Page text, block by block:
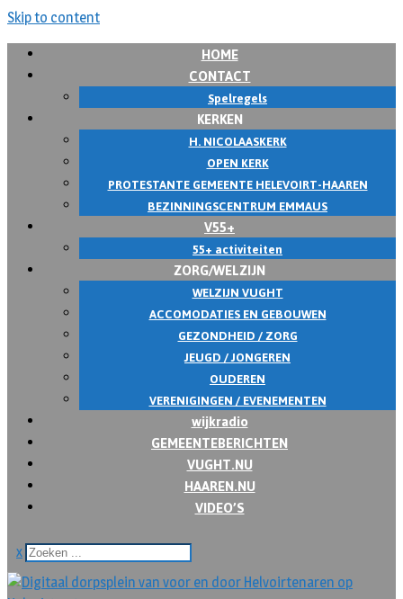
Skip to content
HOME
CONTACT
Spelregels
KERKEN
H. NICOLAASKERK
OPEN KERK
PROTESTANTE GEMEENTE HELEVOIRT-HAAREN
BEZINNINGSCENTRUM EMMAUS
V55+
55+ activiteiten
ZORG/WELZIJN
WELZIJN VUGHT
ACCOMODATIES EN GEBOUWEN
GEZONDHEID / ZORG
JEUGD / JONGEREN
OUDEREN
VERENIGINGEN / EVENEMENTEN
wijkradio
GEMEENTEBERICHTEN
VUGHT.NU
HAAREN.NU
VIDEO’S
x